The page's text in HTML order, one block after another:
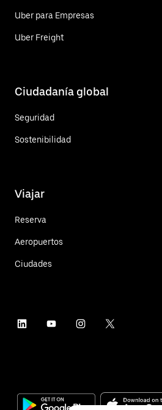
Uber para Empresas
Uber Freight
Ciudadanía global
Seguridad
Sostenibilidad
Viajar
Reserva
Aeropuertos
Ciudades